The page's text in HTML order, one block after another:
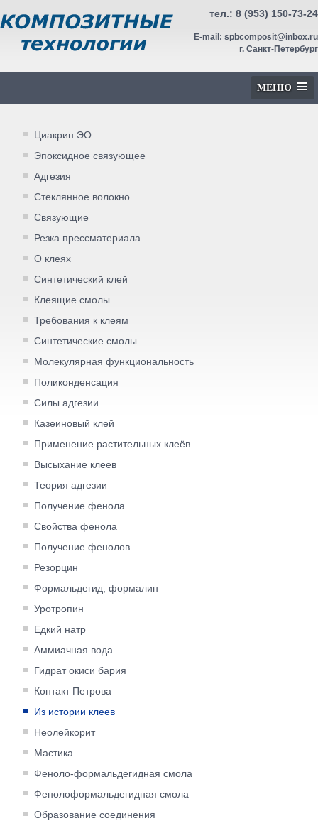
тел.: 8 (953) 150-73-24
E-mail: spbcomposit@inbox.ru
г. Санкт-Петербург
МЕНЮ
Циакрин ЭО
Эпоксидное связующее
Адгезия
Стеклянное волокно
Связующие
Резка прессматериала
О клеях
Синтетический клей
Клеящие смолы
Требования к клеям
Синтетические смолы
Молекулярная функциональность
Поликонденсация
Силы адгезии
Казеиновый клей
Применение растительных клеёв
Высыхание клеев
Теория адгезии
Получение фенола
Свойства фенола
Получение фенолов
Резорцин
Формальдегид, формалин
Уротропин
Едкий натр
Аммиачная вода
Гидрат окиси бария
Контакт Петрова
Из истории клеев
Неолейкорит
Мастика
Феноло-формальдегидная смола
Фенолоформальдегидная смола
Образование соединения